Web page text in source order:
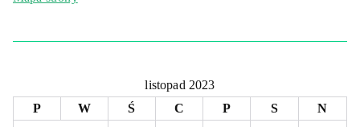
listopad 2023
P
W Ś C P S
N